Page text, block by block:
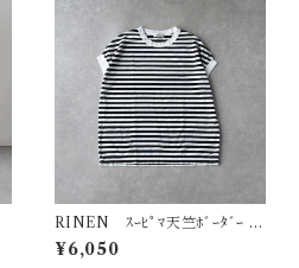
RINEN ｽｰﾋﾟﾏ天竺ﾎﾞｰﾀﾞｰ ﾌﾚ
ﾝﾁｽﾘｰﾌﾞ(ｼﾛ×ｸﾛ) R19622
¥6,050